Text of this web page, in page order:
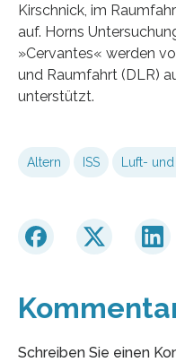
Kirschnick, im
auf. Horns
»Cervantes« werden
und Raumfahrt (DLR)
unterstützt.
Altern ISS Luft-
Schreiben Sie einen